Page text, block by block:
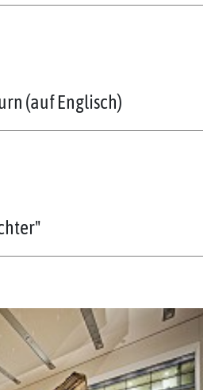
(auf Englisch)